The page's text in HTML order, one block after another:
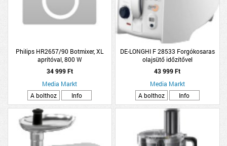
Philips HR2657/90 Botmixer, XL
aprítóval, 800 W
34 999 Ft
Media Markt
A bolthoz
Info
DE-LONGHI F 28533 Forgókosaras
olajsütő időzítővel
43 999 Ft
Media Markt
A bolthoz
Info